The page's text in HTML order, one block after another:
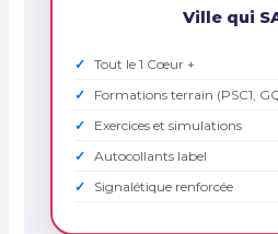
Ville qui
Tout le 1 Cœur +
Formations terrain (PSC1,
Exercices et simulations
Autocollants label
Signalétique renforcée